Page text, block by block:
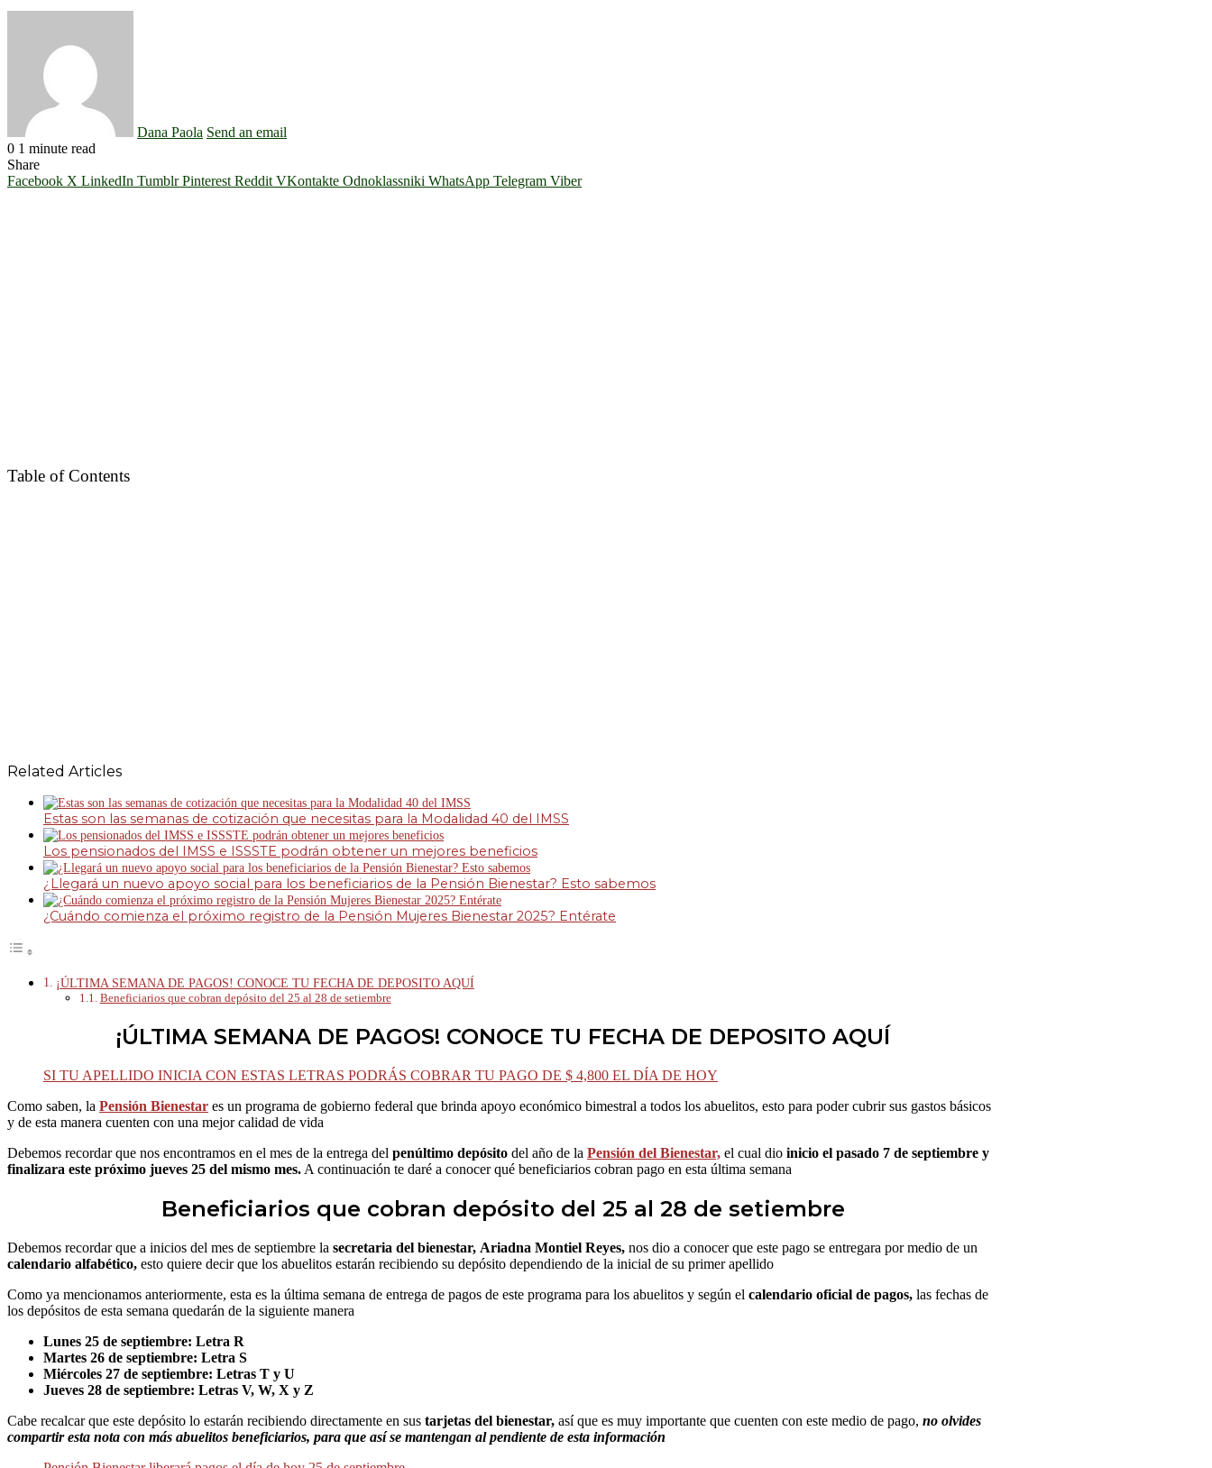
Dana Paola Send an email
0 1 minute read
Share
Facebook X LinkedIn Tumblr Pinterest Reddit VKontakte Odnoklassniki WhatsApp Telegram Viber
Table of Contents
Related Articles
Estas son las semanas de cotización que necesitas para la Modalidad 40 del IMSS
Los pensionados del IMSS e ISSSTE podrán obtener un mejores beneficios
¿Llegará un nuevo apoyo social para los beneficiarios de la Pensión Bienestar? Esto sabemos
¿Cuándo comienza el próximo registro de la Pensión Mujeres Bienestar 2025? Entérate
¡ÚLTIMA SEMANA DE PAGOS! CONOCE TU FECHA DE DEPOSITO AQUÍ
Beneficiarios que cobran depósito del 25 al 28 de setiembre
¡ÚLTIMA SEMANA DE PAGOS! CONOCE TU FECHA DE DEPOSITO AQUÍ
SI TU APELLIDO INICIA CON ESTAS LETRAS PODRÁS COBRAR TU PAGO DE $ 4,800 EL DÍA DE HOY
Como saben, la Pensión Bienestar es un programa de gobierno federal que brinda apoyo económico bimestral a todos los abuelitos, esto para poder cubrir sus gastos básicos
y de esta manera cuenten con una mejor calidad de vida
Debemos recordar que nos encontramos en el mes de la entrega del penúltimo depósito del año de la Pensión del Bienestar, el cual dio inicio el pasado 7 de septiembre y
finalizara este próximo jueves 25 del mismo mes. A continuación te daré a conocer qué beneficiarios cobran pago en esta última semana
Beneficiarios que cobran depósito del 25 al 28 de setiembre
Debemos recordar que a inicios del mes de septiembre la secretaria del bienestar, Ariadna Montiel Reyes, nos dio a conocer que este pago se entregara por medio de un
calendario alfabético, esto quiere decir que los abuelitos estarán recibiendo su depósito dependiendo de la inicial de su primer apellido
Como ya mencionamos anteriormente, esta es la última semana de entrega de pagos de este programa para los abuelitos y según el calendario oficial de pagos, las fechas de
los depósitos de esta semana quedarán de la siguiente manera
Lunes 25 de septiembre: Letra R
Martes 26 de septiembre: Letra S
Miércoles 27 de septiembre: Letras T y U
Jueves 28 de septiembre: Letras V, W, X y Z
Cabe recalcar que este depósito lo estarán recibiendo directamente en sus tarjetas del bienestar, así que es muy importante que cuenten con este medio de pago, no olvides
compartir esta nota con más abuelitos beneficiarios, para que así se mantengan al pendiente de esta información